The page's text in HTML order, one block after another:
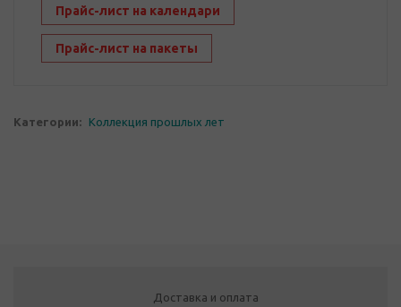
Прайс-лист на календари
Прайс-лист на пакеты
Категории: Коллекция прошлых лет
Доставка и оплата